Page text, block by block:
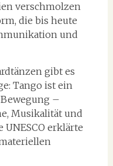
verschmolzen
die bis heute
und
gibt es
Tango ist ein
–
Musikalität und
UNESCO erklärte